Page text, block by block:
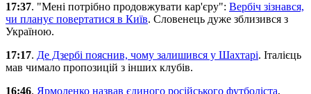
17:37. "Мені потрібно продовжувати кар'єру": Вербіч зізнався,
чи планує повертатися в Київ. Словенець дуже зблизився з
Україною.
17:17. Де Дзербі пояснив, чому залишився у Шахтарі. Італієць
мав чимало пропозицій з інших клубів.
16:46. Ярмоленко назвав єдиного російського футболіста,